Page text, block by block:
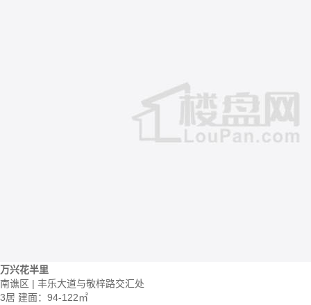
万兴花半里
南谯区 | 丰乐大道与敬梓路交汇处
3居 建面：94-122㎡